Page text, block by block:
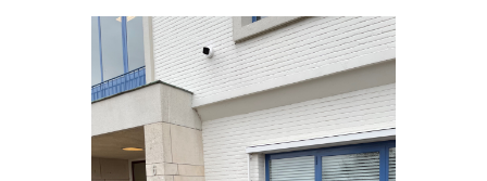
ORGANISATIE
VRIJWILLIGERS & STAGIAIRES